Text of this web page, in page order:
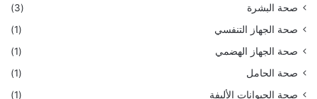
صحة البشرة
(3)
صحة الجهاز التنفسي
(1)
صحة الجهاز الهضمي
(1)
صحة الحامل
(1)
صحة الحيوانات الأليفة
(1)